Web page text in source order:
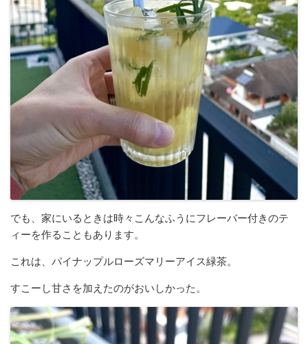
でも、家にいるときは時々こんなふうにフレーバー付きのテ
ィーを作ることもあります。
これは、パイナップルローズマリーアイス緑茶。
すこーし甘さを加えたのがおいしかった。